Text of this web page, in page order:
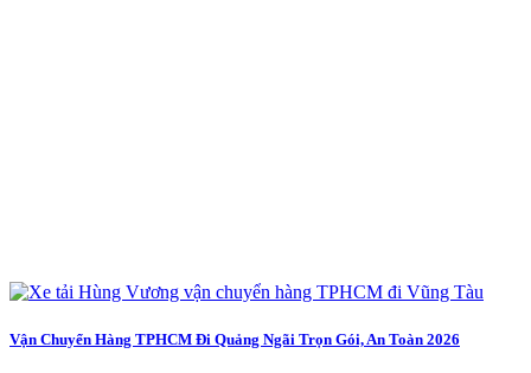
Vận Chuyển Hàng TPHCM Đi Quảng Ngãi Trọn Gói, An Toàn 2026